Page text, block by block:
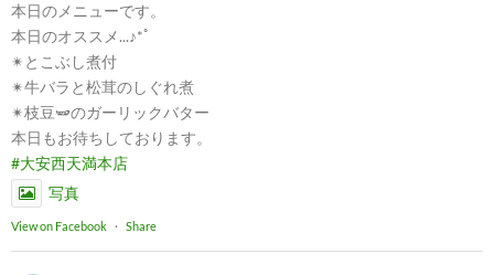
本日のメニューです。
本日のオススメ...♪*ﾟ
✴︎とこぶし煮付
✴︎牛バラと松茸のしぐれ煮
✴︎枝豆🫛のガーリックバター
本日もお待ちしております。
#大安西天満本店
写真
View on Facebook · Share